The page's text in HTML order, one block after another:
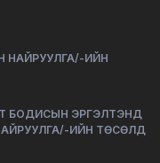
НАЙРУУЛГА/-ИЙН
БОДИСЫН ЭРГЭЛТЭНД
ИЙН ТӨСӨЛД